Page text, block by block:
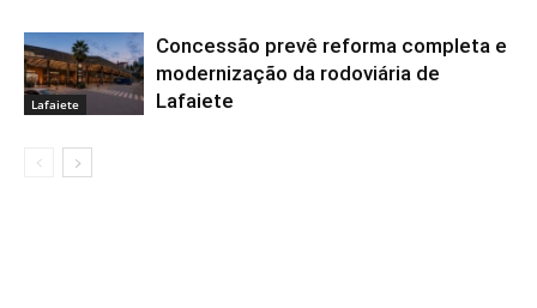
Lafaiete
Concessão prevê reforma completa e
modernização da rodoviária de
Lafaiete